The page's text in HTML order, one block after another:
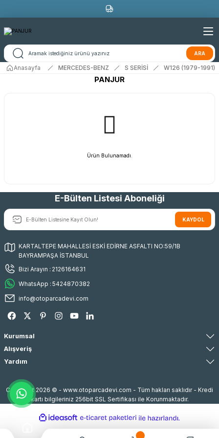
ARA
Anasayfa MERCEDES-BENZ S SERİSİ W126 (1979-1991)
PANJUR
Ürün Bulunamadı.
E-Bülten Listesi Aboneliği
KAYDOL
KARTALTEPE MAHALLESİ ESKİ EDİRNE ASFALTI NO:59/1B
BAYRAMPAŞA İSTANBUL
Bizi Arayın : 2126164631
WhatsApp : 5424870382
info@otoparcadevi.com
Kurumsal
Alışveriş
Yardım
Copyright 2026 © - www.otoparcadevi.com - Tüm hakları saklıdır - Kredi
kartı bilgileriniz 256bit SSL Sertifikası ile Korunmaktadır.
ideasoft
e-
paketleri